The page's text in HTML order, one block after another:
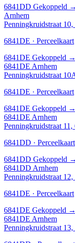
6841DD Gekoppeld →
Arnhem
Penningkruidstraat
6841DE · Perceelkaart
6841DE Gekoppeld →
6841DE Arnhem
Penningkruidstraat
6841DE · Perceelkaart
6841DE Gekoppeld →
6841DE Arnhem
Penningkruidstraat
6841DD · Perceelkaart
6841DD Gekoppeld →
6841DD Arnhem
Penningkruidstraat
6841DE · Perceelkaart
6841DE Gekoppeld →
6841DE Arnhem
Penningkruidstraat